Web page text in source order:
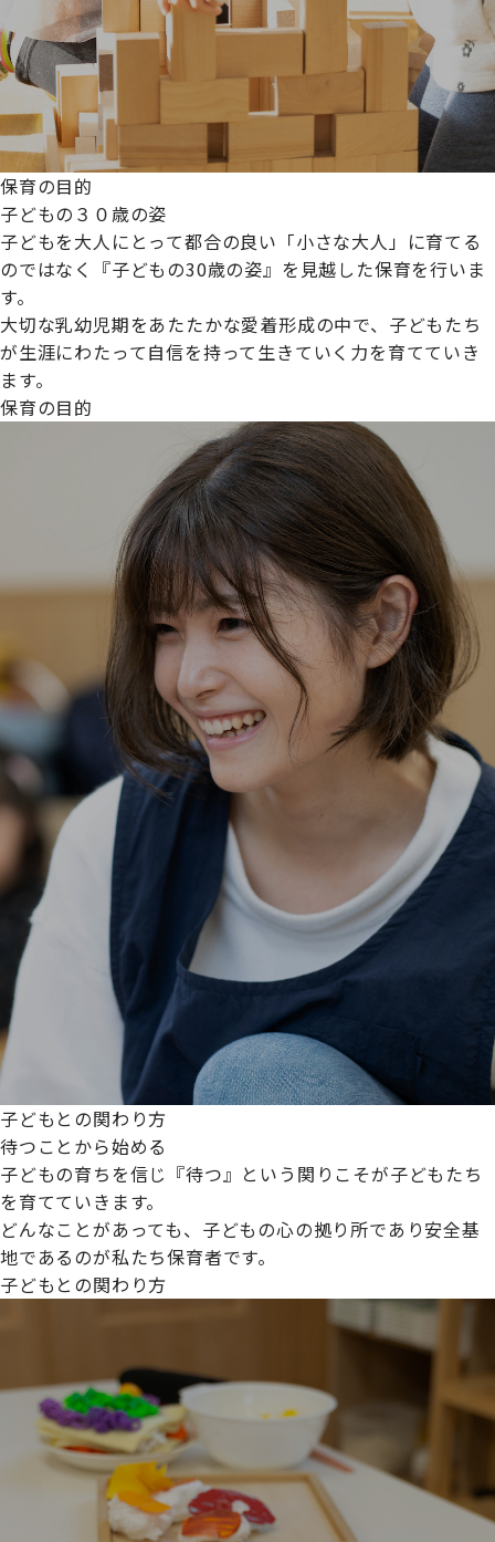
プライムスターほいくえんグループは女性が安心して働き
続けられる環境づくりに取り組んでおり、厚生労働省の
【えるぼし認定(☆☆)】
保育の目的
子どもの３０歳の姿
子どもを大人にとって都合の良い「小さな大人」に育てる
のではなく『子どもの30歳の姿』を見越した保育を行いま
す。
大切な乳幼児期をあたたかな愛着形成の中で、子どもたち
が生涯にわたって自信を持って生きていく力を育てていき
ます。
保育の目的
子どもとの関わり方
待つことから始める
子どもの育ちを信じ『待つ』という関りこそが子どもたち
を育てていきます。
どんなことがあっても、子どもの心の拠り所であり安全基
地であるのが私たち保育者です。
子どもとの関わり方